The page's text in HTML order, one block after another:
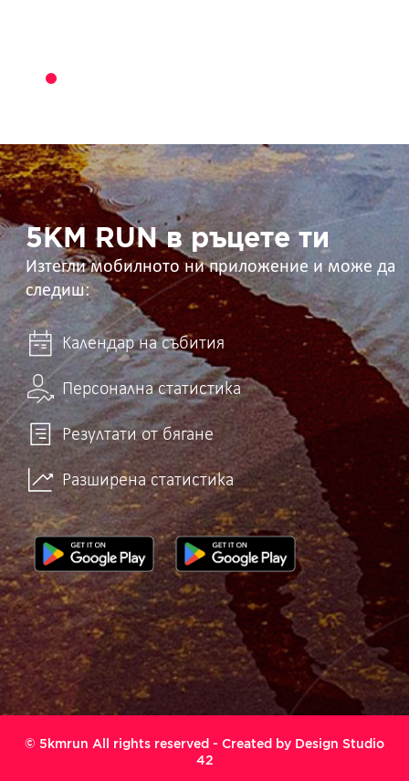
5KM
RUN
в
ръцете
ти 5KM RUN в ръцете ти
Изтегли мобилното ни приложение и може да
следиш:
Календар на събития
Персонална статистика
Резултати от бягане
Разширена статистика
© 5kmrun All rights reserved - Created by Design Studio
42